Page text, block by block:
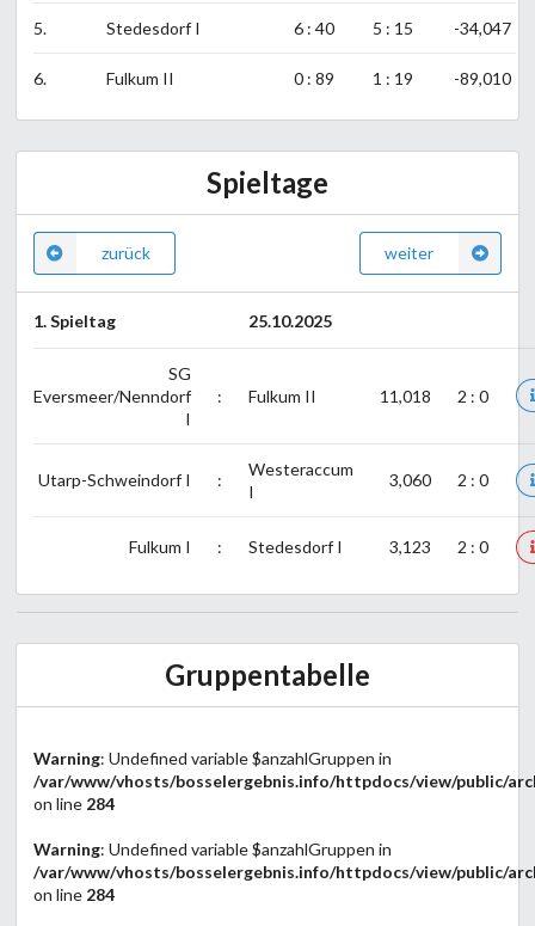
5. Stedesdorf I 6 : 40 5 : 15 -34,047
6. Fulkum II 0 : 89 1 : 19 -89,010
Spieltage
zurück weiter
1. Spieltag 25.10.2025
SG
Eversmeer/Nenndorf
I
: Fulkum II 11,018 2 : 0
Utarp-Schweindorf I :
Westeraccum
I
3,060 2 : 0
Fulkum I : Stedesdorf I 3,123 2 : 0
Gruppentabelle
Warning: Undefined variable $anzahlGruppen in
/var/www/vhosts/bosselergebnis.info/httpdocs/view/public/
on line 284
Warning: Undefined variable $anzahlGruppen in
/var/www/vhosts/bosselergebnis.info/httpdocs/view/public/
on line 284